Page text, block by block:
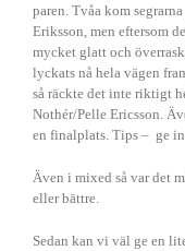
paren. Tvåa kom
Eriksson, men eftersom
mycket glatt och
lyckats nå hela vägen
så räckte det inte riktigt
Nothér/Pelle Ericsson.
en finalplats. Tips – ge
Även i mixed så var det
eller bättre.
Sedan kan vi väl ge en